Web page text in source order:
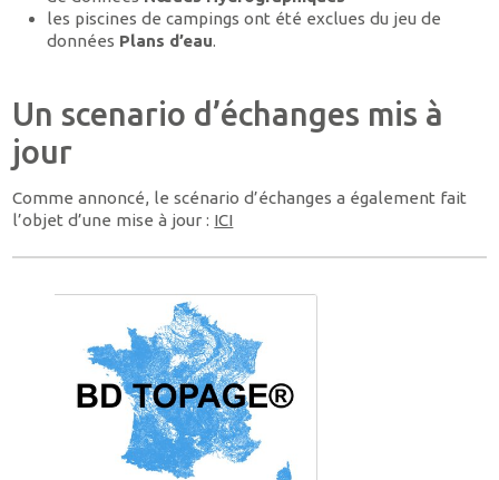
les piscines de campings ont été exclues du jeu de
données Plans d’eau.
Un scenario d’échanges mis à
jour
Comme annoncé, le scénario d’échanges a également fait
l’objet d’une mise à jour : ICI